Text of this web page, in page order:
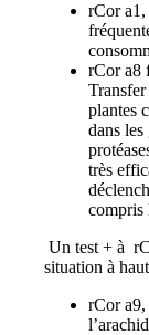
rCor a1,
rCor a8
plantes
dans
très
compris
Un test + à
situation à
rCor a9,